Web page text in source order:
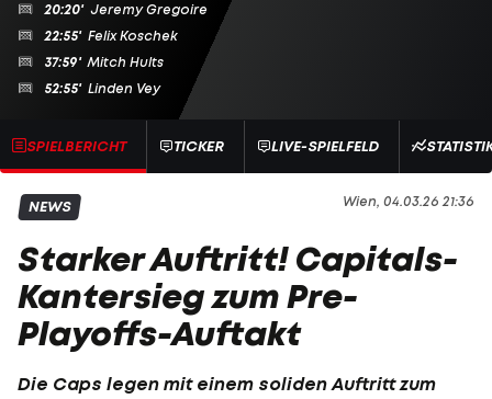
20:20' Jeremy Gregoire
22:55' Felix Koschek
37:59' Mitch Hults
52:55' Linden Vey
SPIELBERICHT TICKER LIVE-SPIELFELD
Wien, 04.03.26 21:36
NEWS
Starker Auftritt! Capitals-
Kantersieg zum Pre-
Playoffs-Auftakt
Die Caps legen mit einem soliden Auftritt zum